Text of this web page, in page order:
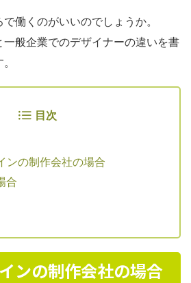
働くのがいいのでしょうか。
般企業でのデザイナーの違いを書
目次
ンの制作会社の場合
合
ンの制作会社の場合